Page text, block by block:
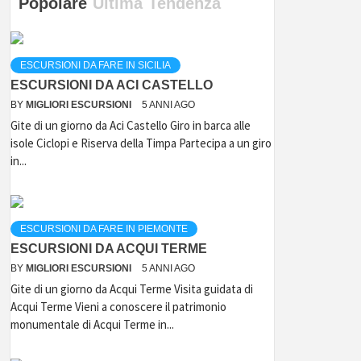
ESCURSIONI DA FARE IN SICILIA
ESCURSIONI DA ACI CASTELLO
BY MIGLIORI ESCURSIONI 5 ANNI AGO
Gite di un giorno da Aci Castello Giro in barca alle
isole Ciclopi e Riserva della Timpa Partecipa a un giro
in...
ESCURSIONI DA FARE IN PIEMONTE
ESCURSIONI DA ACQUI TERME
BY MIGLIORI ESCURSIONI 5 ANNI AGO
Gite di un giorno da Acqui Terme Visita guidata di
Acqui Terme Vieni a conoscere il patrimonio
monumentale di Acqui Terme in...